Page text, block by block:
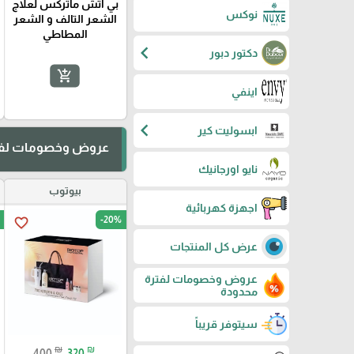
نوكس
دكتور دبور chevron_left
اينفي
ابسوليت كير chevron_left
نايو اورجانيك
اجهزة كهربائية
عرض كل المنتجات
عروض وخصومات لفترة
محدودة
سيتوفر قريباً
بي اتش ماتركس لعلاج
الشعر التالف و الشعر
المطاطي
add_shopping_cart
عروض وخصومات
بيوتوب
favorite_border -20%
₪ ₪